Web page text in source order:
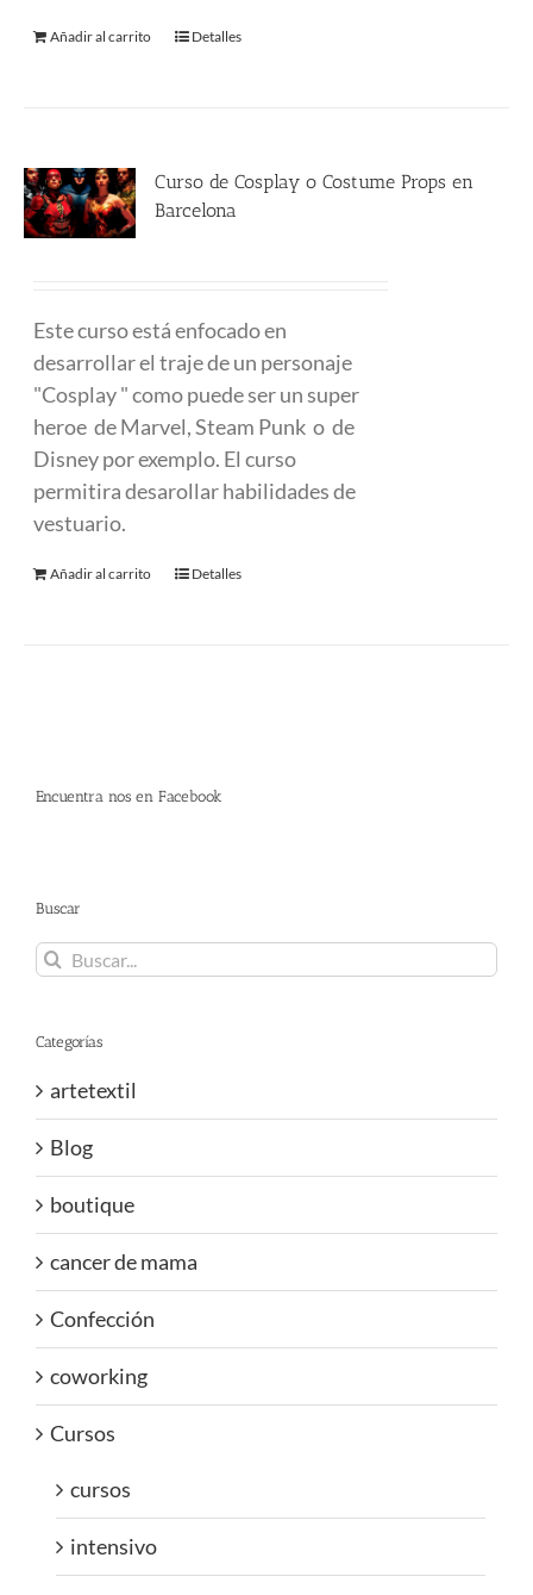
Añadir al carrito Detalles
Curso de Cosplay o Costume Props en
Barcelona
Este curso está enfocado en
desarrollar el traje de un personaje
"Cosplay " como puede ser un super
heroe de Marvel, Steam Punk o de
Disney por exemplo. El curso
permitira desarollar habilidades de
vestuario.
Añadir al carrito Detalles
Encuentra nos en Facebook
Buscar
Buscar:
Categorías
artetextil
Blog
boutique
cancer de mama
Confección
coworking
Cursos
cursos
intensivo